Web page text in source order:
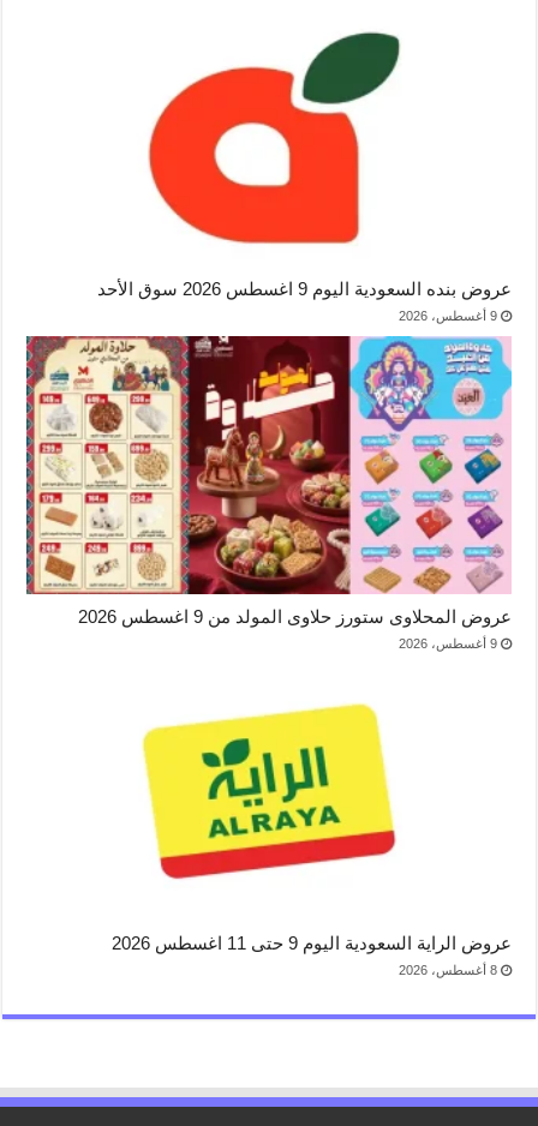
عروض بنده السعودية اليوم 9 اغسطس 2026 سوق الأحد
9 أغسطس، 2026
عروض المحلاوى ستورز حلاوى المولد من 9 اغسطس 2026
9 أغسطس، 2026
عروض الراية السعودية اليوم 9 حتى 11 اغسطس 2026
8 أغسطس، 2026